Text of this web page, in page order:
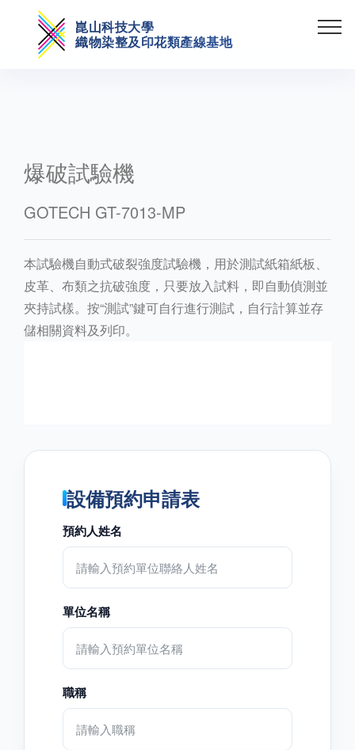
崑山科技大學
織物染整及印花類產線基地
爆破試驗機
GOTECH GT-7013-MP
本試驗機自動式破裂強度試驗機，用於測試紙箱紙板、
皮革、布類之抗破強度，只要放入試料，即自動偵測並
夾持試樣。按“測試”鍵可自行進行測試，自行計算並存
儲相關資料及列印。
設備預約申請表
預約人姓名
單位名稱
職稱